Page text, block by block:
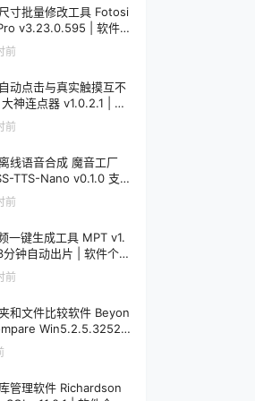
寸批量修改工具 Fotosi
v3.23.0.595 | 软件个
| R5091
前
动点击与真实触摸互不
神连点器 v1.0.2.1 | 软
子 | R5090
前
线语音合成 魔音工厂
TTS-Nano v0.1.0 支
音克隆 | 软件个锤子 | R5
前
一键生成工具 MPT v1.
钟自动出片 | 软件个锤
前
和文件比较软件 Beyon
Win5.2.5.32528
| 软件个锤子
管理软件 Richardson